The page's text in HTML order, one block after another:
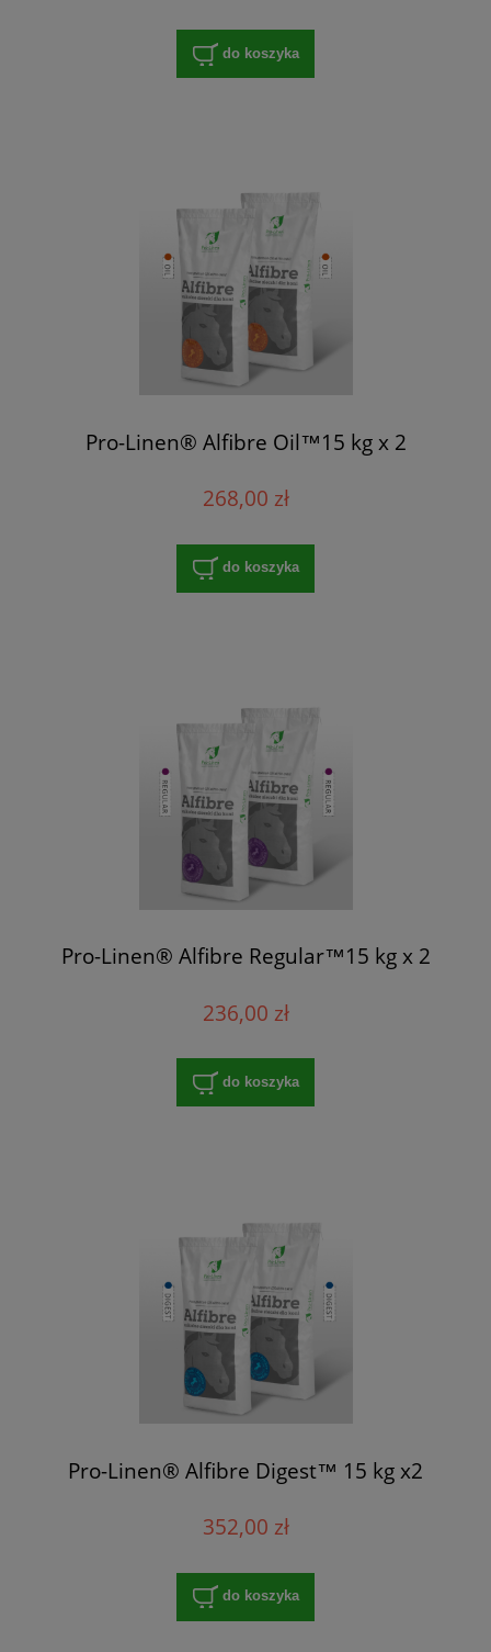
do koszyka
Pro-Linen® Alfibre Oil™15 kg x 2
268,00 zł
do koszyka
Pro-Linen® Alfibre Regular™15 kg x 2
236,00 zł
do koszyka
Pro-Linen® Alfibre Digest™ 15 kg x2
352,00 zł
do koszyka